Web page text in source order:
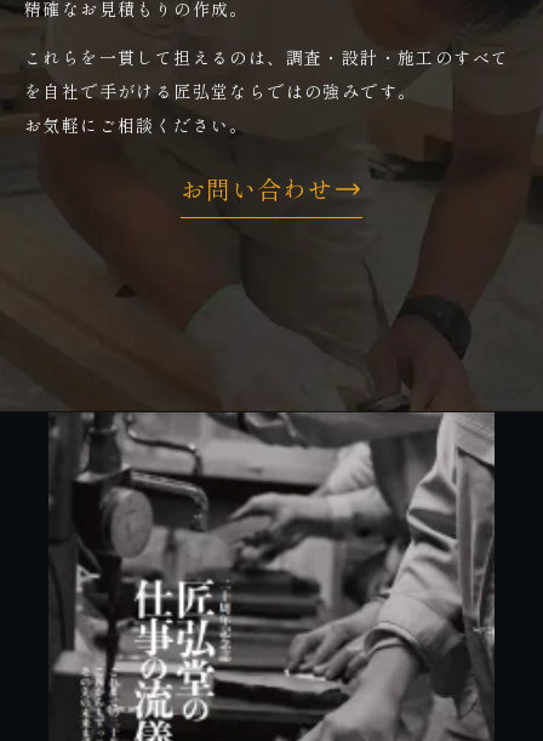
精確なお見積もりの作成。
これらを一貫して担えるのは、調査・設計・施工のすべて
を自社で手がける匠弘堂ならではの強みです。
お気軽にご相談ください。
お問い合わせ